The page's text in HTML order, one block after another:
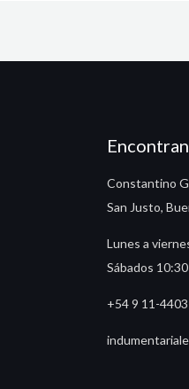
Constantino
San Justo,
Lunes a
Sábados
+54 9 11-